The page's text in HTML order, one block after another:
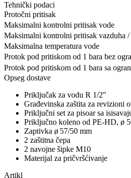
Tehnički podaci
Protočni pritisak
Maksimalni kontrolni pritisak vode
Maksimalni kontrolni pritisak vazduha /
Maksimalna temperatura vode
Protok pod pritiskom od 1 bara bez
Protok pod pritiskom od 1 bara sa
Opseg dostave
Priključak za vodu R 1/2″
Građevinska zaštita za revizioni
Priključni set za pisoar sa
Priključno koleno od PE-HD, ø
Zaptivka ø 57/50 mm
2 zaštitna čepa
2 navojne šipke M10
Materijal za pričvršćivanje
Artikl